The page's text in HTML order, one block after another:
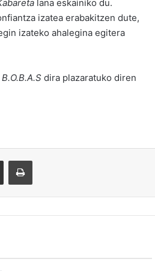
lana eskainiko du.
izatea erabakitzen dute,
izateko ahalegina egitera
B.O.B.A.S dira plazaratuko diren